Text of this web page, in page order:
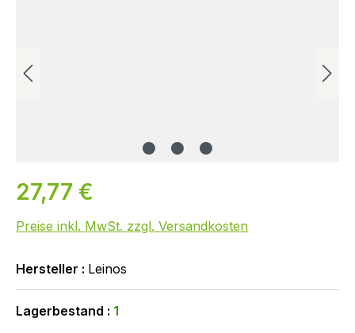
27,77 €
Preise inkl. MwSt. zzgl. Versandkosten
Hersteller : Leinos
Lagerbestand : 1